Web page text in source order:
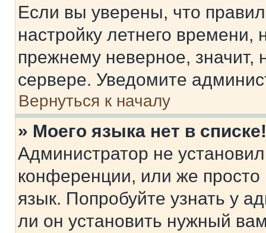
Если вы уверены, что
настройку летнего
прежнему неверное, значит,
сервере. Уведомите
Вернуться к началу
» Моего языка нет в списке!
Администратор не
конференции, или же
язык. Попробуйте узнать у
ли он установить нужный